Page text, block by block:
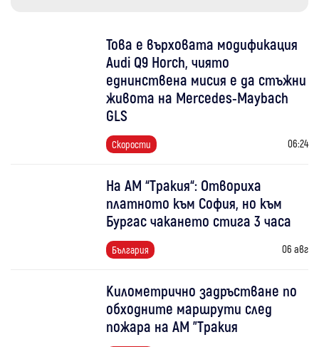
Това е върховата модификация
Audi Q9 Horch, чиято
еднинствена мисия е да стъжни
живота на Mercedes-Maybach
GLS
Скорости 06:24
На АМ “Тракия“: Отвориха
платното към София, но към
Бургас чакането стига 3 часа
България 06 авг
Километрично задръстване по
обходните маршрути след
пожара на АМ "Тракия